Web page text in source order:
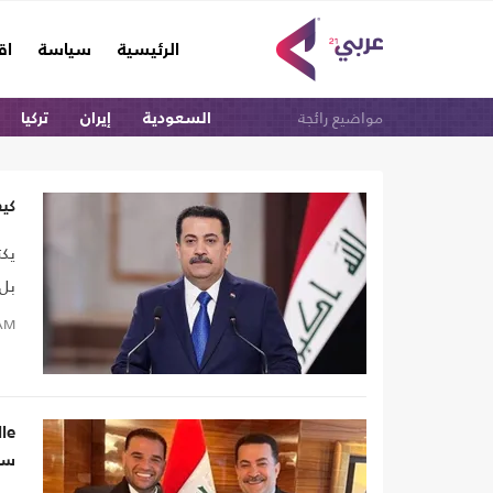
الرئيسية
(current) سياسة
مواضيع رائجة السعودية إيران تركيا